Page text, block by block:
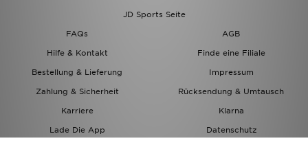
JD Sports Seite
FAQs
AGB
Hilfe & Kontakt
Finde eine Filiale
Bestellung & Lieferung
Impressum
Zahlung & Sicherheit
Rücksendung & Umtausch
Karriere
Klarna
Lade Die App
Datenschutz